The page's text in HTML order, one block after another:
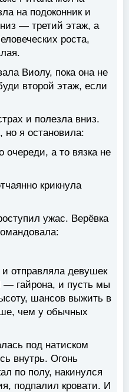
на подоконник и
— третий этаж, а
роста,
Виолу, пока она не
второй этаж, если
и полезла вниз.
но я остановила:
а то вязка не
крикнула
ужас. Верёвка
отправляла девушек
— гайрона, и пусть мы
шансов выжить в
чем у обычных
под натиском
внутрь. Огонь
по полу, накинулся
подпалил кровати. И